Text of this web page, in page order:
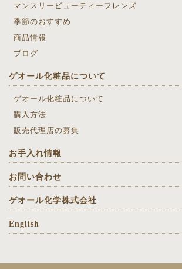
マンスリービューティーフレンズ
季節のおすすめ
商品情報
ブログ
ゲオール化粧品について
ゲオール化粧品について
購入方法
販売代理店の募集
お手入れ情報
お問い合わせ
ゲオール化学株式会社
English